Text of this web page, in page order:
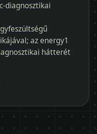
diagnosztikai
az energy1
hátterét